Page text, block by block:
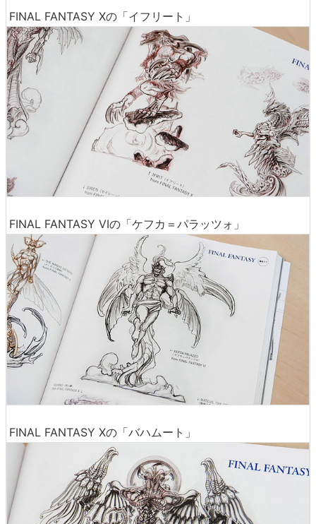
FINAL FANTASY Xの「イフリート」
FINAL FANTASY VIの「ケフカ＝パラッツォ」
FINAL FANTASY Xの「バハムート」